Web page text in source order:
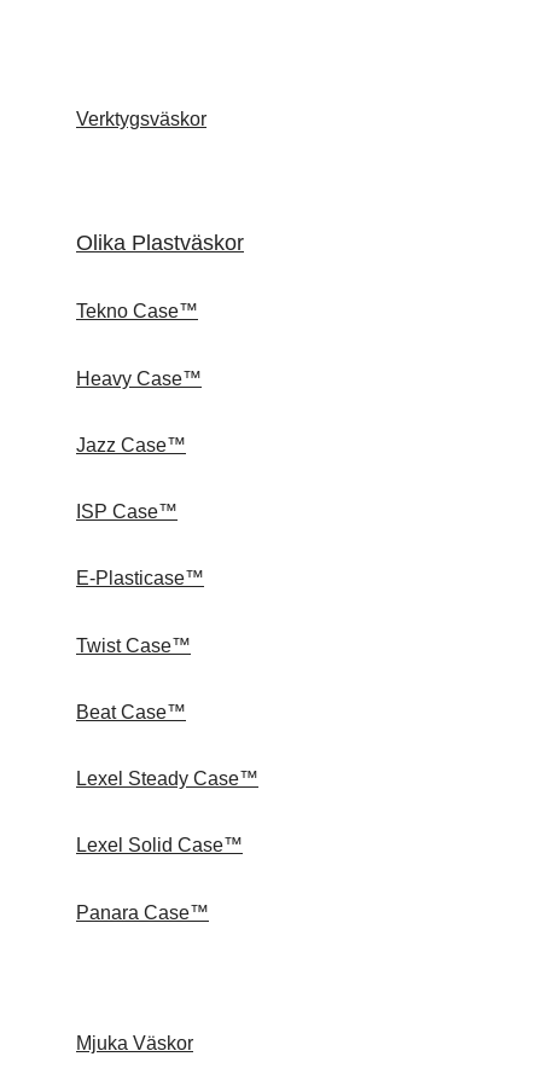
Verktygsväskor
Olika Plastväskor
Tekno Case™
Heavy Case™
Jazz Case™
ISP Case™
E-Plasticase™
Twist Case™
Beat Case™
Lexel Steady Case™
Lexel Solid Case™
Panara Case™
Mjuka Väskor